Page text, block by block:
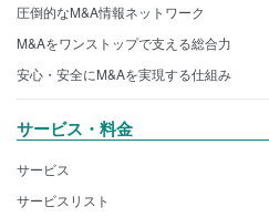
圧倒的なM&A情報ネットワーク
M&Aをワンストップで支える総合力
安心・安全にM&Aを実現する仕組み
サービス・料金
サービス
サービスリスト